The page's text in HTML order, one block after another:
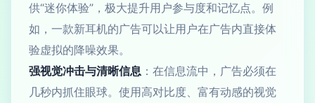
供“迷你体验”，极大提升用户参与度和记忆点。例
如，一款新耳机的广告可以让用户在广告内直接体
验虚拟的降噪效果。
强视觉冲击与清晰信息 ：在信息流中，广告必须在
几秒内抓住眼球。使用高对比度、富有动感的视觉